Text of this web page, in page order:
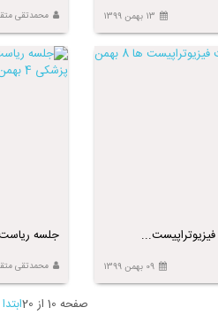
13 بهمن 1399 محمدتقی
09 بهمن 1399
جلسه ریاست
محمدتقی
صفحه 10 از 20 ابتدا